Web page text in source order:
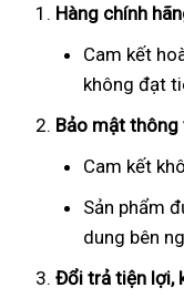
Hàng chính
Cam kết
không đạt
Bảo mật thông
Cam kết
Sản phẩm
dung bên
Đổi trả tiện lợi,